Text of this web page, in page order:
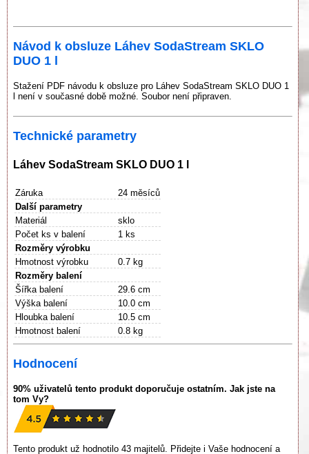
Návod k obsluze Láhev SodaStream SKLO
DUO 1 l
Stažení PDF návodu k obsluze pro Láhev SodaStream SKLO DUO 1
l není v současné době možné. Soubor není připraven.
Technické parametry
Láhev SodaStream SKLO DUO 1 l
Záruka
24 měsíců
Další parametry
Materiál
sklo
Počet ks v balení
1 ks
Rozměry výrobku
Hmotnost výrobku
0.7 kg
Rozměry balení
Šířka balení
29.6 cm
Výška balení
10.0 cm
Hloubka balení
10.5 cm
Hmotnost balení
0.8 kg
Hodnocení
90% uživatelů tento produkt doporučuje ostatním. Jak jste na
tom Vy?
Tento produkt už hodnotilo 43 majitelů. Přidejte i Vaše hodnocení a